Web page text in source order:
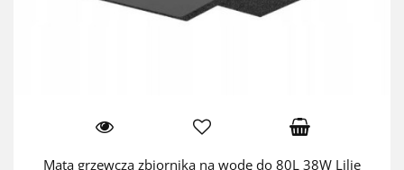
Mata grzewcza zbiornika na wodę do 80L 38W Lilie